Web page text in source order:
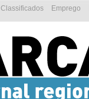
Emprego
Classificados